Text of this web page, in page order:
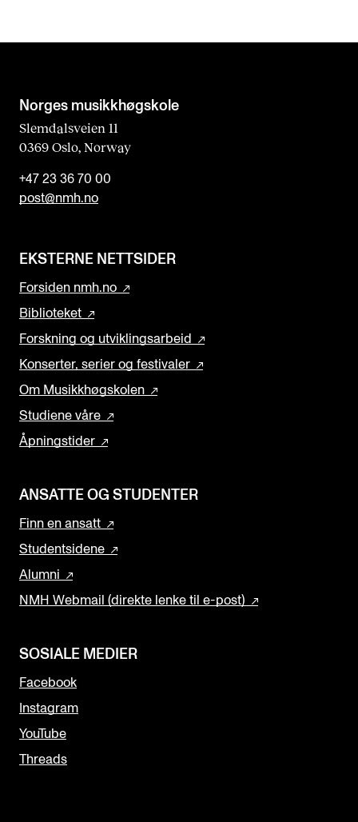
a
n
k
Norges musikk­høgskole
Slemdalsveien 11
0369 Oslo, Norway
+47 23 36 70 00
post@nmh.no
EKSTERNE NETTSIDER
Forsiden nmh.no
Biblioteket
Forskning og utviklingsarbeid
Konserter, serier og festivaler
Om Musikkhøgskolen
Studiene våre
Åpningstider
ANSATTE OG STUDENTER
Finn en ansatt
Studentsidene
Alumni
NMH Webmail (direkte lenke til e-post)
SOSIALE MEDIER
Facebook
Instagram
YouTube
Threads